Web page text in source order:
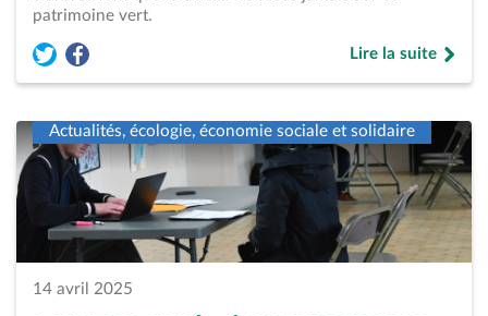
patrimoine vert.
Partager l'article « Cadre de vie &#8211; Stains, ville
Partager l'article « Cadre de vie &#8211; Stains, ville
Lire la suite
de « Cadre de vie
Actualités, écologie, économie sociale et solidaire
14 avril 2025